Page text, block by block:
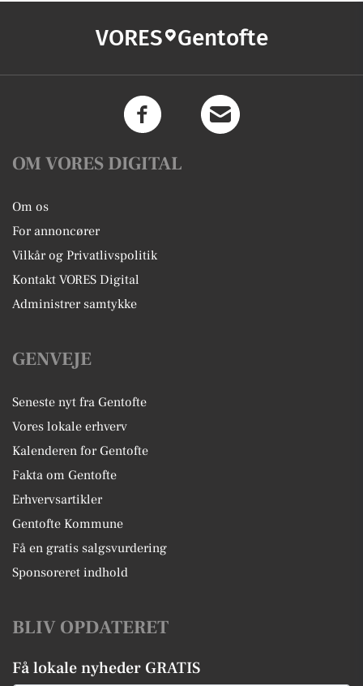
VORES Gentofte
OM VORES DIGITAL
Om os
For annoncører
Vilkår og Privatlivspolitik
Kontakt VORES Digital
Administrer samtykke
GENVEJE
Seneste nyt fra Gentofte
Vores lokale erhverv
Kalenderen for Gentofte
Fakta om Gentofte
Erhvervsartikler
Gentofte Kommune
Få en gratis salgsvurdering
Sponsoreret indhold
BLIV OPDATERET
Få lokale nyheder GRATIS